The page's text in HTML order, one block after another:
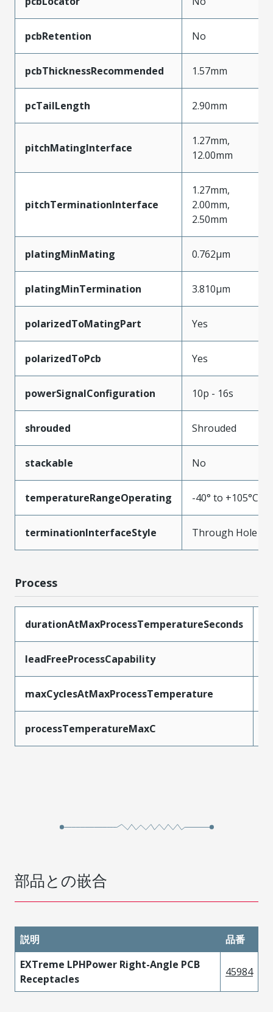
pcbRetention No
pcbThicknessRecommended 1.57mm
pcTailLength 2.90mm
pitchMatingInterface
1.27mm,
12.00mm
pitchTerminationInterface
1.27mm,
2.00mm,
2.50mm
platingMinMating 0.762µm
platingMinTermination 3.810µm
polarizedToMatingPart Yes
polarizedToPcb Yes
powerSignalConfiguration 10p - 16s
shrouded Shrouded
stackable No
temperatureRangeOperating -40° to +105°C
terminationInterfaceStyle Through Hole
Process
durationAtMaxProcessTemperatureSeconds
leadFreeProcessCapability
maxCyclesAtMaxProcessTemperature
processTemperatureMaxC
部品との嵌合
説明
品番
EXTreme LPHPower Right-Angle PCB
Receptacles
45984